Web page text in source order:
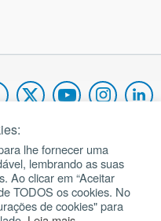
II
lhe fornecer uma
lembrando as suas
Ao clicar em “Aceitar
TODOS os cookies. No
de cookies" para